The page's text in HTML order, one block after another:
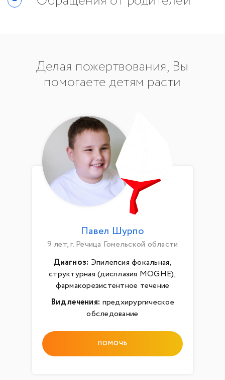
Делая пожертвования, Вы
помогаете детям расти
Павел Шурпо
9 лет, г. Речица Гомельской области
Диагноз: Эпилепсия фокальная,
структурная (дисплазия MOGHE),
фармакорезистентное течение
Вид лечения: предхирургическое
обследование
ПОМОЧЬ